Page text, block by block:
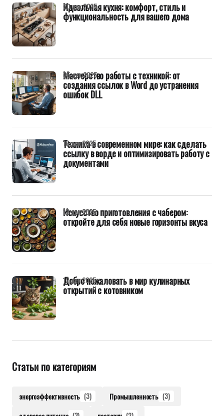
Идеальная кухня: комфорт, стиль и
функциональность для вашего дома
30 дек 2025
Мастерство работы с техникой: от
создания ссылок в Word до устранения
ошибок DLL
25 дек 2025
Техника в современном мире: как сделать
ссылку в ворде и оптимизировать работу с
документами
16 дек 2025
Искусство приготовления с чабером:
откройте для себя новые горизонты вкуса
12 дек 2025
Добро пожаловать в мир кулинарных
открытий с котовником
12 дек 2025
Статьи по категориям
энергоэффективность (3) Промышленность (3)